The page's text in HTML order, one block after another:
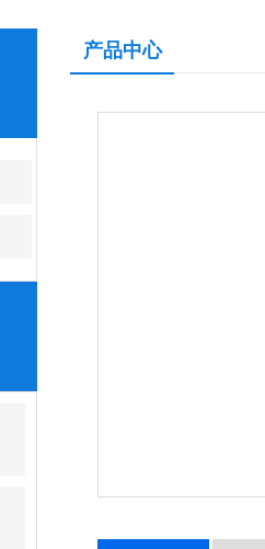
产品中心